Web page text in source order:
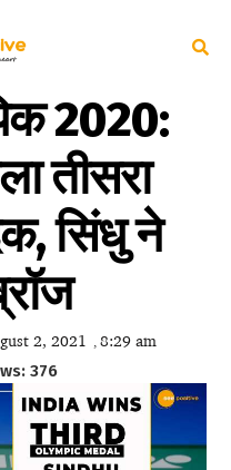
2020:
तीसरा
सिंधु ने
2, 2021 , 8:29 am
376